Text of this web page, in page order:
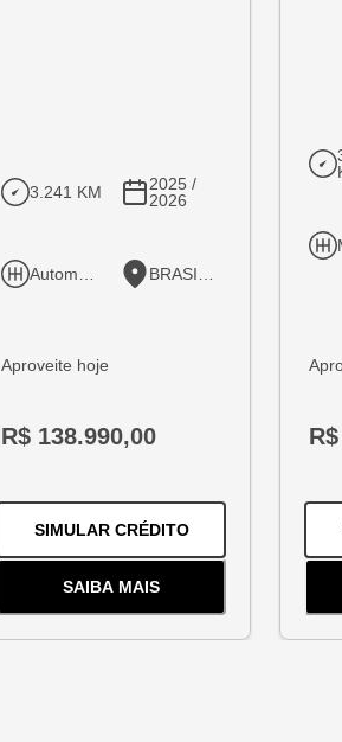
3.241 KM
2025 /
2026
Aproveite hoje
R$ 138.990,00
SIMULAR CRÉDITOPARA O
SAIBA MAIS
SOBRE TRACKER 1.2